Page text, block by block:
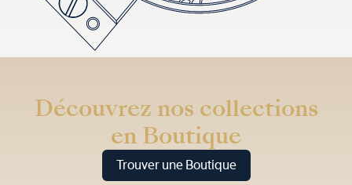
Découvrez nos collections
en Boutique
Trouver une Boutique